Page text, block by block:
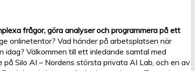
frågor, göra analyser och programmera på ett
onlinetentor? Vad händer på arbetsplatsen när
Välkommen till ett inledande samtal med
Silo AI – Nordens största privata AI Lab, och en av